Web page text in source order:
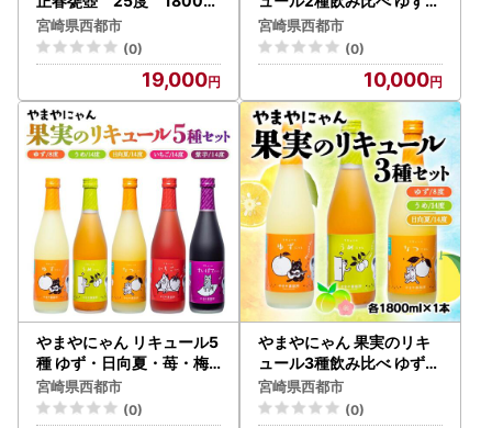
ｌ＜45-1a＞
宮崎県西都市
(0)
19,000
日向夏 各500ml＜45-2a
＞
宮崎県西都市
(0)
10,000
やまやにゃん リキュール5
種 ゆず・日向夏・苺・梅
・紫芋 各500ml 飲み比べ
＜45-8a＞
宮崎県西都市
(0)
やまやにゃん 果実のリキ
ュール3種飲み比べ ゆず・
日向夏・梅 各1800ml＜4
5-9a＞
宮崎県西都市
(0)